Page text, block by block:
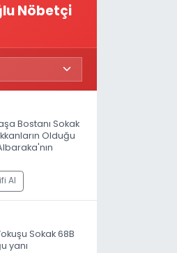
Nöbetçi
Bostanı Sokak
Olduğu
Al
Sokak 68B
yanı